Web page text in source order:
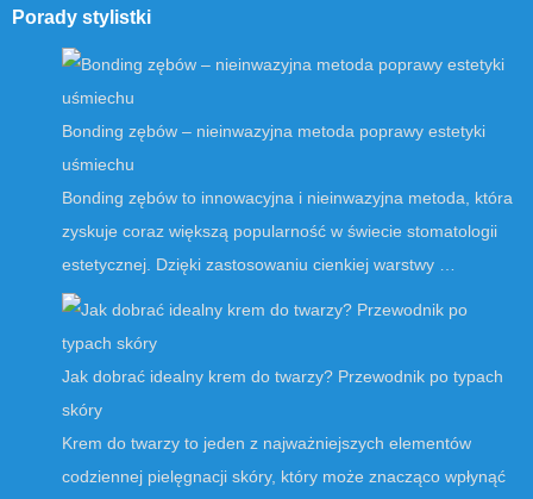
Porady stylistki
Bonding zębów – nieinwazyjna metoda poprawy estetyki
uśmiechu
Bonding zębów to innowacyjna i nieinwazyjna metoda, która
zyskuje coraz większą popularność w świecie stomatologii
estetycznej. Dzięki zastosowaniu cienkiej warstwy …
Jak dobrać idealny krem do twarzy? Przewodnik po typach
skóry
Krem do twarzy to jeden z najważniejszych elementów
codziennej pielęgnacji skóry, który może znacząco wpłynąć